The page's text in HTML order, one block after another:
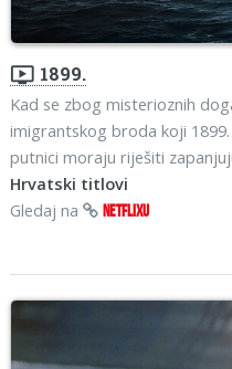
ondemand_video 1899.
Kad se zbog misterioznih
imigrantskog broda koji
putnici moraju riješiti
Hrvatski titlovi
Gledaj na
NETFLIXU